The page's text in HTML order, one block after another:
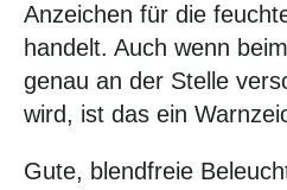
Anzeichen für die
handelt. Auch wenn
genau an der Stelle
wird, ist das ein
Gute, blendfreie